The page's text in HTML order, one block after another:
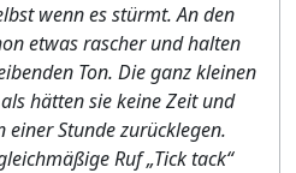
wenn es stürmt. An den
etwas rascher und halten
Ton. Die ganz kleinen
hätten sie keine Zeit und
Stunde zurücklegen.
Ruf „Tick tack“